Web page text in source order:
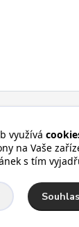
využívá
na Vaše
s tím